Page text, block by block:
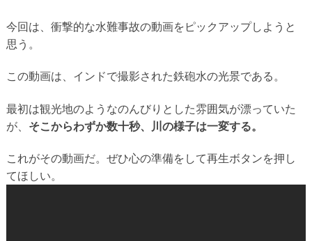
今回は、衝撃的な水難事故の動画をピックアップしようと
思う。
この動画は、インドで撮影された鉄砲水の光景である。
最初は観光地のようなのんびりとした雰囲気が漂っていた
が、 そこからわずか数十秒、川の様子は一変する。
これがその動画だ。ぜひ心の準備をして再生ボタンを押し
てほしい。